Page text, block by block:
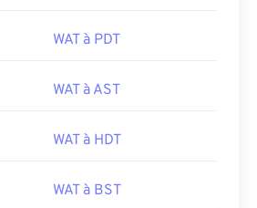
WAT à PDT
WAT à AST
WAT à HDT
WAT à BST